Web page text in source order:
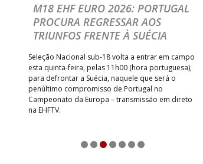
M18 EHF EURO 2026: PORTUGAL
PROCURA REGRESSAR AOS
TRIUNFOS FRENTE À SUÉCIA
Seleção Nacional sub-18 volta a entrar em campo
esta quinta-feira, pelas 11h00 (hora portuguesa),
para defrontar a Suécia, naquele que será o
penúltimo compromisso de Portugal no
Campeonato da Europa – transmissão em direto
na EHFTV.
1 2 3 4 5 6 7